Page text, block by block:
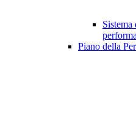
Piano della